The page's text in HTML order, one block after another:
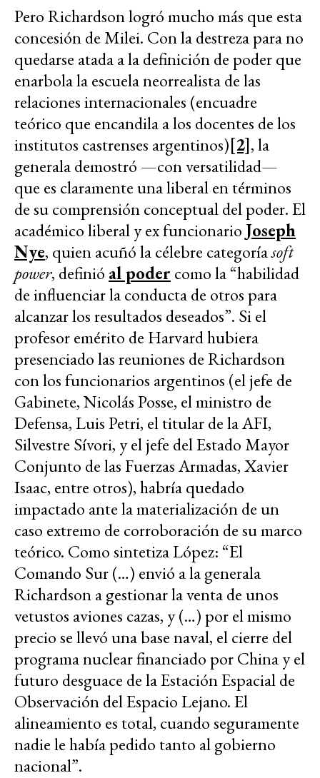
Pero Richardson logró mucho más que esta
concesión de Milei. Con la destreza para no
quedarse atada a la definición de poder que
enarbola la escuela neorrealista de las
relaciones internacionales (encuadre
teórico que encandila a los docentes de los
institutos castrenses argentinos)[2], la
generala demostró —con versatilidad—
que es claramente una liberal en términos
de su comprensión conceptual del poder. El
académico liberal y ex funcionario Joseph
Nye, quien acuñó la célebre categoríasoft
power, definió al poder como la “habilidad
de influenciar la conducta de otros para
alcanzar los resultados deseados”. Si el
profesor emérito de Harvard hubiera
presenciado las reuniones de Richardson
con los funcionarios argentinos (el jefe de
Gabinete, Nicolás Posse, el ministro de
Defensa, Luis Petri, el titular de la AFI,
Silvestre Sívori, y el jefe del Estado Mayor
Conjunto de las Fuerzas Armadas, Xavier
Isaac, entre otros), habría quedado
impactado ante la materialización de un
caso extremo de corroboración de su marco
teórico. Como sintetiza López: “El
Comando Sur (…) envió a la generala
Richardson a gestionar la venta de unos
vetustos aviones cazas, y (…) por el mismo
precio se llevó una base naval, el cierre del
programa nuclear financiado por China y el
futuro desguace de la Estación Espacial de
Observación del Espacio Lejano. El
alineamiento es total, cuando seguramente
nadie le había pedido tanto al gobierno
nacional”.